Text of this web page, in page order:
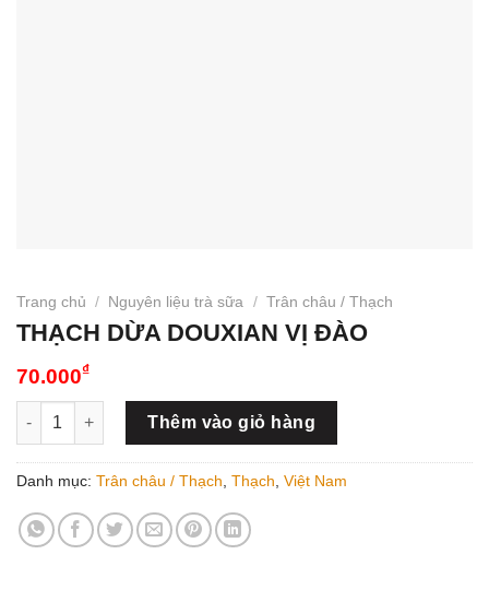
Trang chủ / Nguyên liệu trà sữa / Trân châu / Thạch
THẠCH DỪA DOUXIAN VỊ ĐÀO
70.000₫
THẠCH DỪA DOUXIAN VỊ ĐÀO số lượng
Thêm vào giỏ hàng
Danh mục: Trân châu / Thạch Thạch Việt Nam